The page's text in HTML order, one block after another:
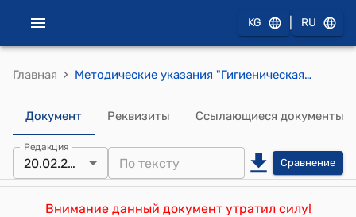
KG RU
Главная › Методические указания "Гигиеническая оценка сроков годности пищевых продуктов" (Утверждены постановлением Главного Государственного санитарного врача Кыргызской Республики от 20 февраля 2004 года № 10)
Документ Реквизиты Ссылающиеся документы
Редакция
20.02.2004 Сравнение
Внимание данный документ утратил силу!